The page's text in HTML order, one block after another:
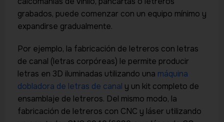
grabados, puede comenzar con un equipo mínimo y
expandirse gradualmente.
Por ejemplo, la fabricación de letreros con letras
de canal (letras corpóreas) le permite producir
letras en 3D iluminadas utilizando una máquina
dobladora de letras de canal y un kit completo de
ensamblaje de letreros. Del mismo modo, la
fabricación de letreros con CNC y láser utilizando